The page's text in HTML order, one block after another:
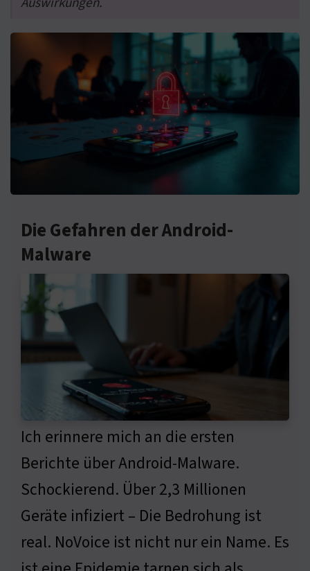
Die Gefahren der Android-
Malware
Ich erinnere mich an die ersten
Berichte über Android-Malware.
Schockierend. Über 2,3 Millionen
Geräte infiziert – Die Bedrohung ist
real. NoVoice ist nicht nur ein Name. Es